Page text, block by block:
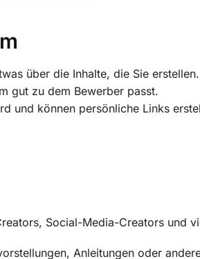
über die Inhalte, die Sie erstellen.
gut zu dem Bewerber passt.
und können persönliche Links
Social-Media-Creators und
Anleitungen oder